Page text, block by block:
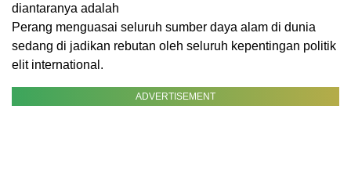
diantaranya adalah
Perang menguasai seluruh sumber daya alam di dunia
sedang di jadikan rebutan oleh seluruh kepentingan politik
elit international.
ADVERTISEMENT